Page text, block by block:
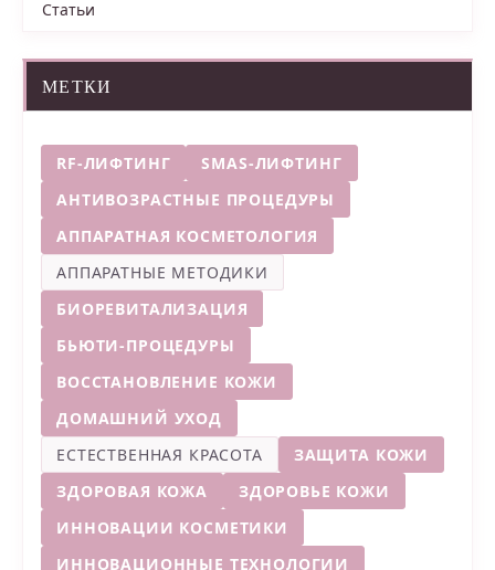
Статьи
МЕТКИ
RF-ЛИФТИНГ
SMAS-ЛИФТИНГ
АНТИВОЗРАСТНЫЕ ПРОЦЕДУРЫ
АППАРАТНАЯ КОСМЕТОЛОГИЯ
АППАРАТНЫЕ МЕТОДИКИ
БИОРЕВИТАЛИЗАЦИЯ
БЬЮТИ-ПРОЦЕДУРЫ
ВОССТАНОВЛЕНИЕ КОЖИ
ДОМАШНИЙ УХОД
ЕСТЕСТВЕННАЯ КРАСОТА
ЗАЩИТА КОЖИ
ЗДОРОВАЯ КОЖА
ЗДОРОВЬЕ КОЖИ
ИННОВАЦИИ КОСМЕТИКИ
ИННОВАЦИОННЫЕ ТЕХНОЛОГИИ